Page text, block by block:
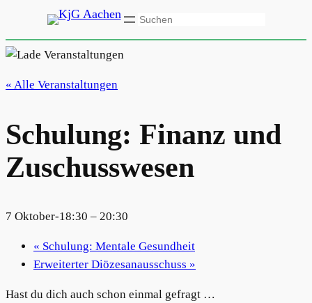
Suchen
« Alle Veranstaltungen
Schulung: Finanz und
Zuschusswesen
7 Oktober-18:30 – 20:30
« Schulung: Mentale Gesundheit
Erweiterter Diözesanausschuss »
Hast du dich auch schon einmal gefragt …